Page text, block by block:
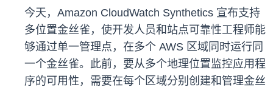
今天，Amazon CloudWatch Synthetics 宣布支持
多位置金丝雀，使开发人员和站点可靠性工程师能
够通过单一管理点，在多个 AWS 区域同时运行同
一个金丝雀。此前，要从多个地理位置监控应用程
序的可用性，需要在每个区域分别创建和管理金丝